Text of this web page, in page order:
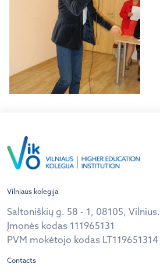
Vilniaus kolegija
Saltoniškių g. 58 - 1, 08105, Vilnius.
Įmonės kodas 111965131
PVM mokėtojo kodas LT119651314
Contacts